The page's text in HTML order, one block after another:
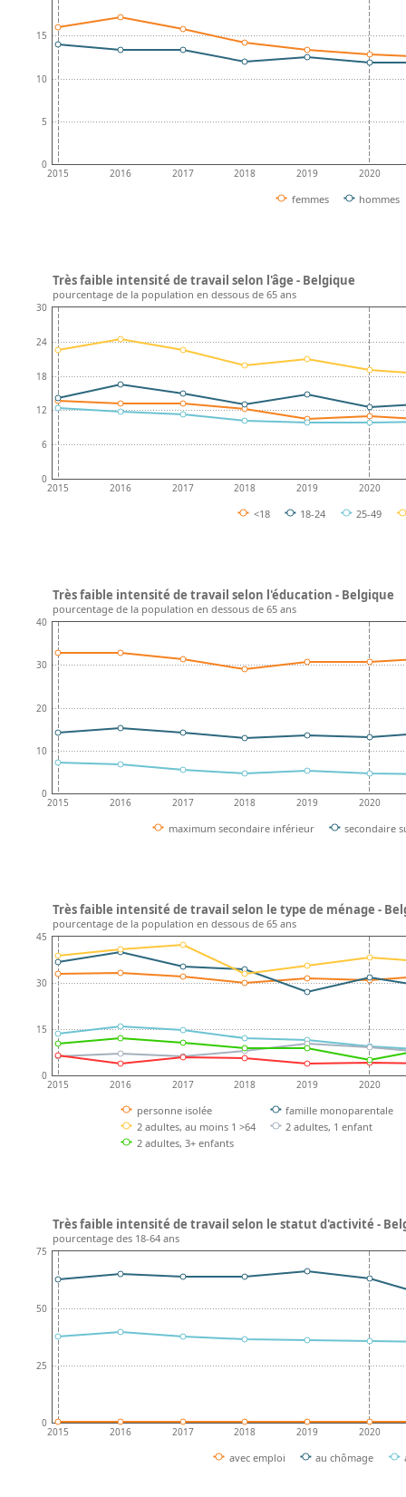
2015 2016 2017 2018 2019 2020
0
5
10
15
femmes hommes
2015 2016 2017 2018 2019 2020
0
6
12
18
24
30
<18 18-24 25-49
Très faible intensité de travail selon l'âge - Belgique
pourcentage de la population en dessous de 65 ans
2015 2016 2017 2018 2019 2020
0
10
20
30
40
maximum secondaire inférieur secondaire
Très faible intensité de travail selon l'éducation - Belgique
pourcentage de la population en dessous de 65 ans
2015 2016 2017 2018 2019 2020
0
15
30
45
personne isolée
famille monoparentale
2 adultes, au moins 1 >64
2 adultes, 1 enfant
2 adultes, 3+ enfants
Très faible intensité de travail selon le type de ménage -
pourcentage de la population en dessous de 65 ans
2015 2016 2017 2018 2019 2020
0
25
50
75
avec emploi au chômage
Très faible intensité de travail selon le statut d'activité -
pourcentage des 18-64 ans